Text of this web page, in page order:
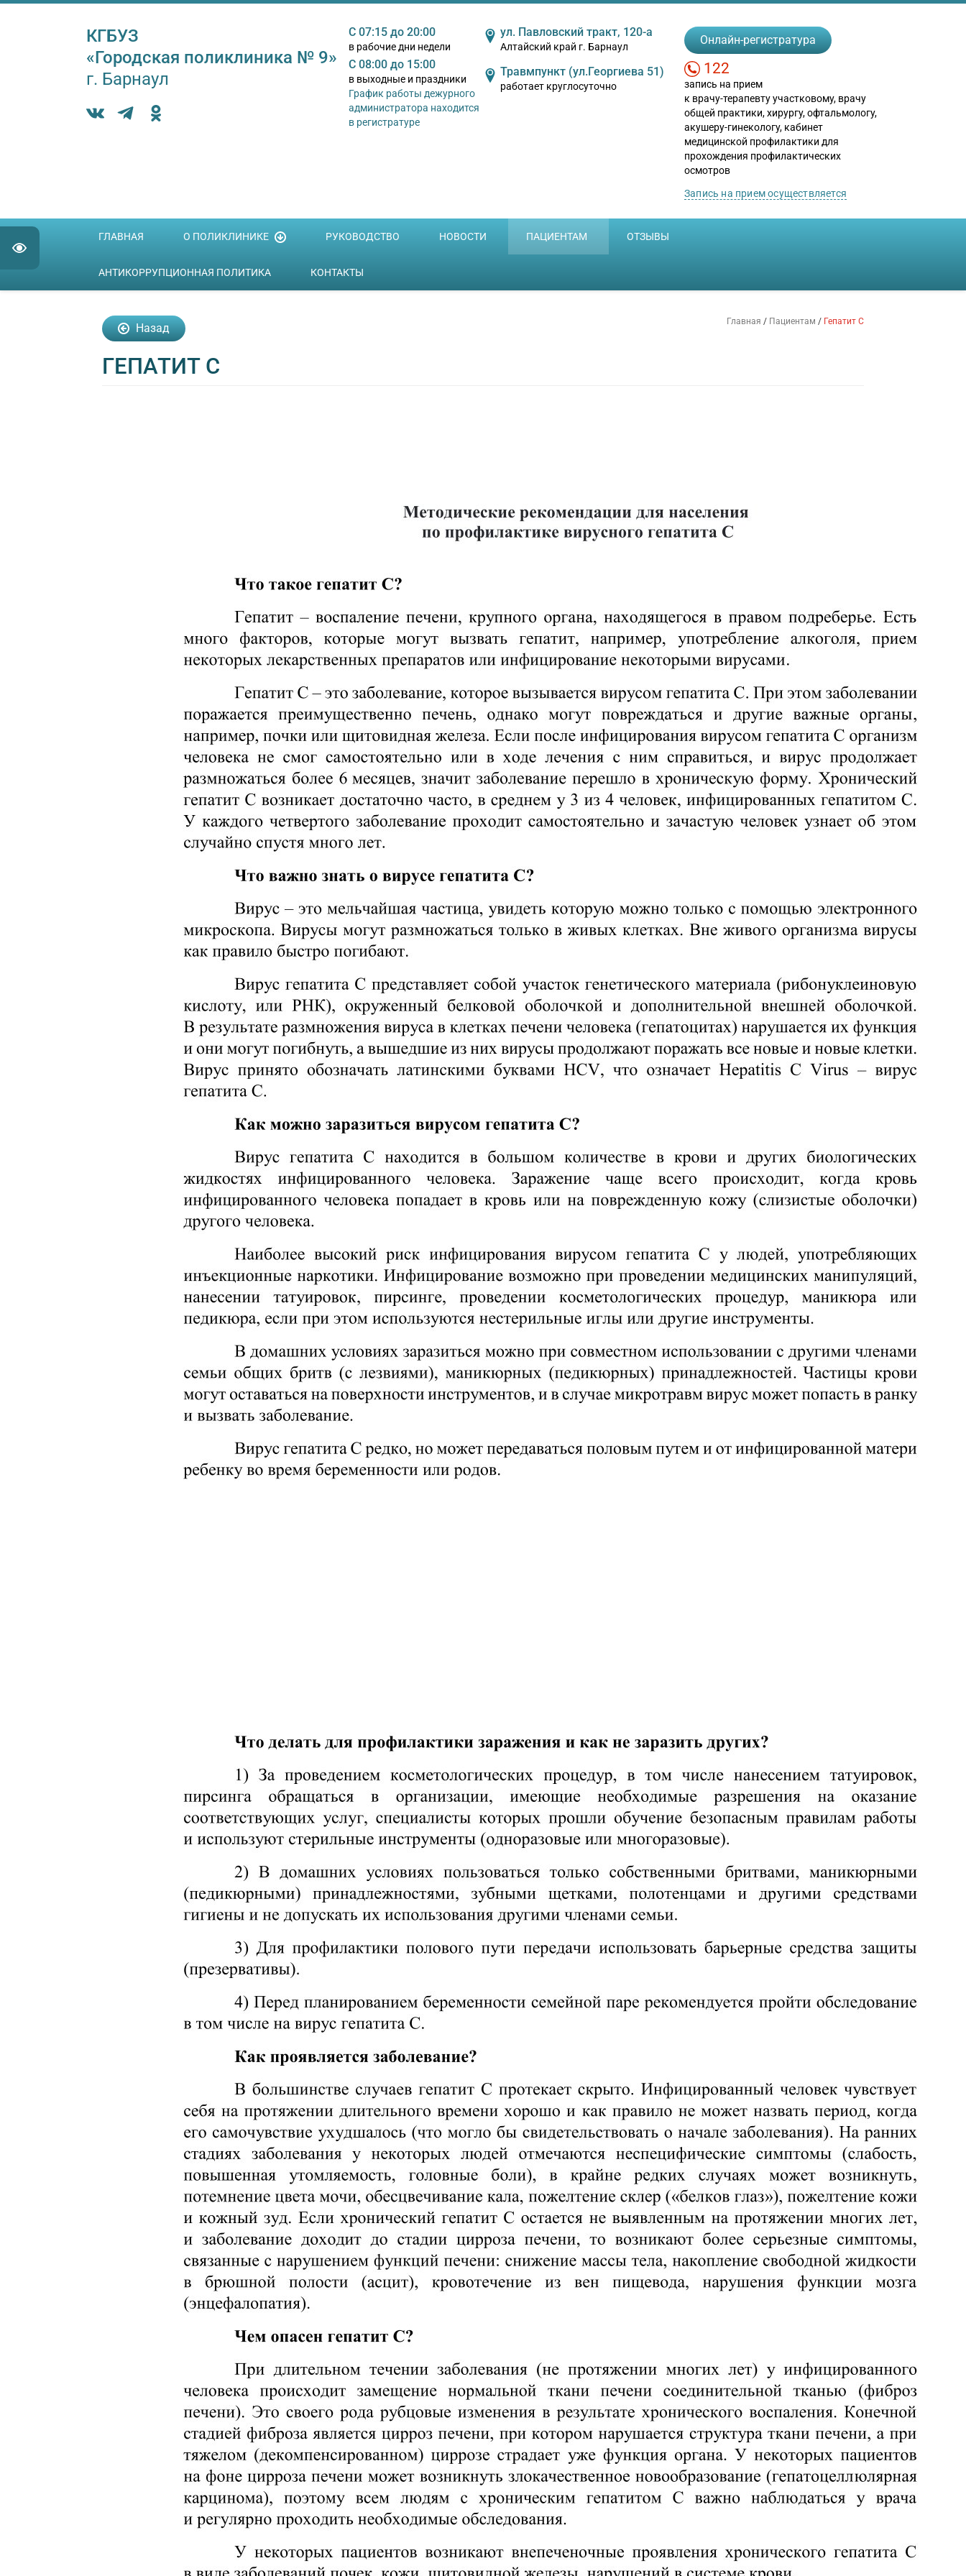
КГБУЗ
«Городская поликлиника № 9»
г. Барнаул
С 07:15 до 20:00
в рабочие дни недели
С 08:00 до 15:00
в выходные и праздники
График работы дежурного
администратора находится
в регистратуре
ул. Павловский тракт, 120-а
Алтайский край г. Барнаул
Травмпункт (ул.Георгиева 51)
работает круглосуточно
Онлайн-регистратура
122
запись на прием
к врачу-терапевту участковому, врачу
общей практики, хирургу, офтальмологу,
акушеру-гинекологу, кабинет
медицинской профилактики для
прохождения профилактических
осмотров
Запись на прием осуществляется
ГЛАВНАЯ О ПОЛИКЛИНИКЕ РУКОВОДСТВО НОВОСТИ ПАЦИЕНТАМ ОТЗЫВЫ
АНТИКОРРУПЦИОННАЯ ПОЛИТИКА КОНТАКТЫ
Назад Главная / Пациентам / Гепатит С
ГЕПАТИТ С